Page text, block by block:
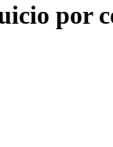
por